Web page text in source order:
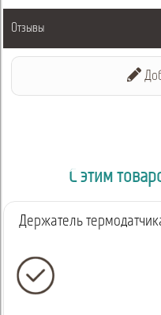
Отзывы
С этим
Держатель